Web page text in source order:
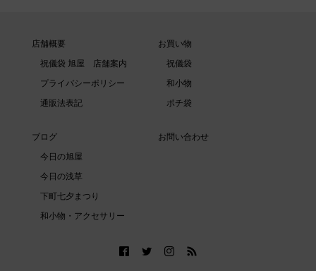
店舗概要
祝儀袋 旭屋 店舗案内
プライバシーポリシー
通販法表記
お買い物
祝儀袋
和小物
ポチ袋
ブログ
今日の旭屋
今日の浅草
下町七夕まつり
和小物・アクセサリー
お問い合わせ